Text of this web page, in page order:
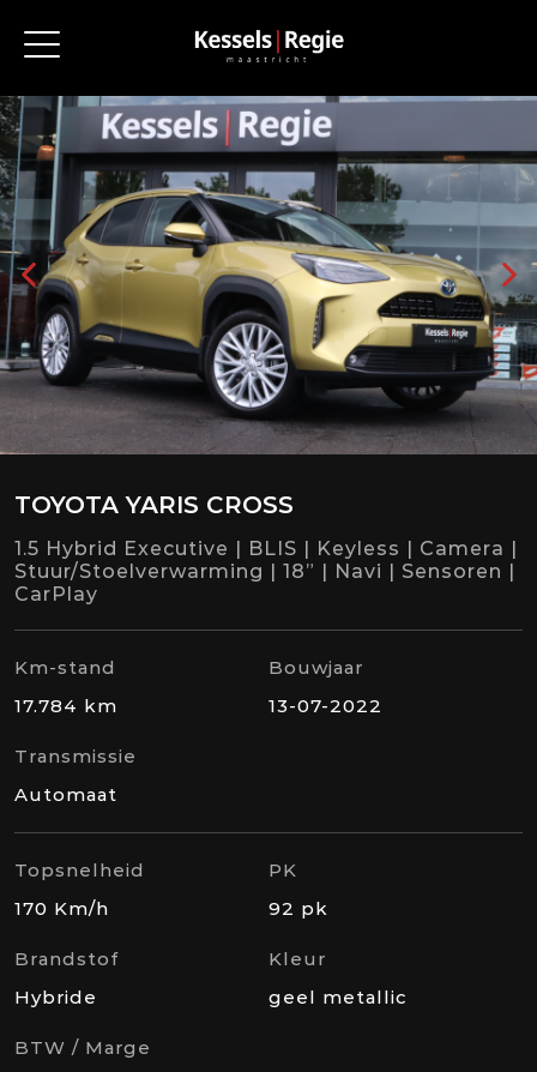
TOYOTA YARIS CROSS
1.5 Hybrid Executive | BLIS | Keyless | Camera |
Stuur/Stoelverwarming | 18” | Navi | Sensoren |
CarPlay
Km-stand
17.784 km
Bouwjaar
13-07-2022
Transmissie
Automaat
Topsnelheid
170 Km/h
PK
92 pk
Brandstof
Hybride
Kleur
geel metallic
BTW / Marge